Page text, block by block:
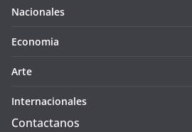
Nacionales
Economia
Arte
Internacionales
Contactanos